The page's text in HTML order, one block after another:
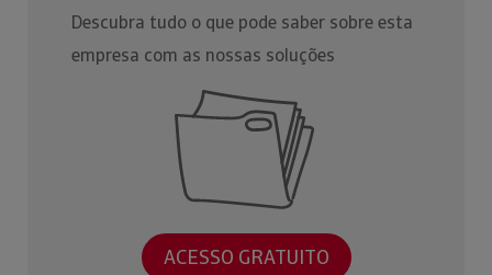
Descubra tudo o que pode saber sobre esta
empresa com as nossas soluções
ACESSO GRATUITO